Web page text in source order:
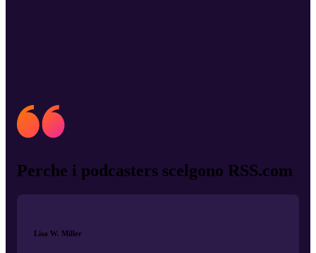
Perche i podcasters scelgono RSS.com
Lisa W. Miller